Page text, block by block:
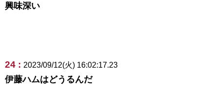
興味深い
24 : 2023/09/12(火) 16:02:17.23
伊藤ハムはどうるんだ